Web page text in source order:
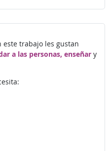
este trabajo les gustan
a las personas, enseñary